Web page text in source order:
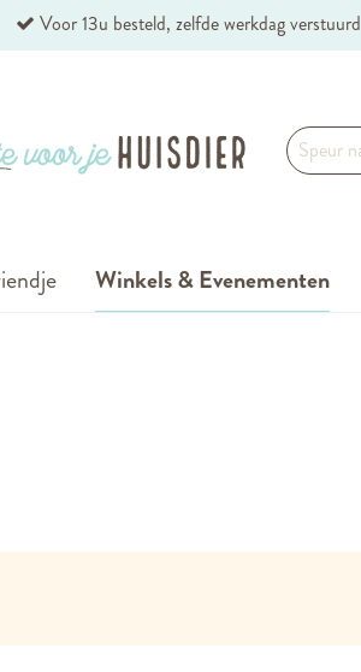
Voor 13u besteld, zelfde werkdag verstuurd
Winkels & Evenementen